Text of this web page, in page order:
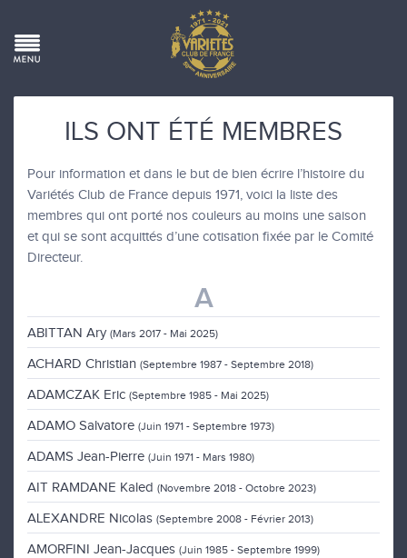
ILS ONT ÉTÉ MEMBRES
Pour information et dans le but de bien écrire l’histoire du
Variétés Club de France depuis 1971, voici la liste des
membres qui ont porté nos couleurs au moins une saison
et qui se sont acquittés d’une cotisation fixée par le Comité
Directeur.
A
ABITTAN Ary (Mars 2017 - Mai 2025)
ACHARD Christian (Septembre 1987 - Septembre 2018)
ADAMCZAK Eric (Septembre 1985 - Mai 2025)
ADAMO Salvatore (Juin 1971 - Septembre 1973)
ADAMS Jean-Pierre (Juin 1971 - Mars 1980)
AIT RAMDANE Kaled (Novembre 2018 - Octobre 2023)
ALEXANDRE Nicolas (Septembre 2008 - Février 2013)
AMORFINI Jean-Jacques (Juin 1985 - Septembre 1999)